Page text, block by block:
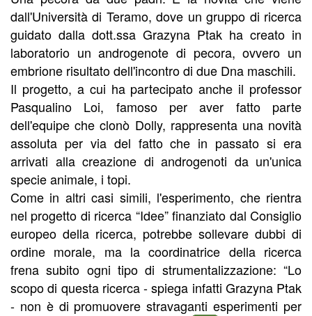
dall'Università di Teramo, dove un gruppo di ricerca
guidato dalla dott.ssa Grazyna Ptak ha creato in
laboratorio un androgenote di pecora, ovvero un
embrione risultato dell'incontro di due Dna maschili.
Il progetto, a cui ha partecipato anche il professor
Pasqualino Loi, famoso per aver fatto parte
dell'equipe che clonò Dolly, rappresenta una novità
assoluta per via del fatto che in passato si era
arrivati alla creazione di androgenoti da un'unica
specie animale, i topi.
Come in altri casi simili, l'esperimento, che rientra
nel progetto di ricerca “Idee” finanziato dal Consiglio
europeo della ricerca, potrebbe sollevare dubbi di
ordine morale, ma la coordinatrice della ricerca
frena subito ogni tipo di strumentalizzazione: “Lo
scopo di questa ricerca - spiega infatti Grazyna Ptak
- non è di promuovere stravaganti esperimenti per